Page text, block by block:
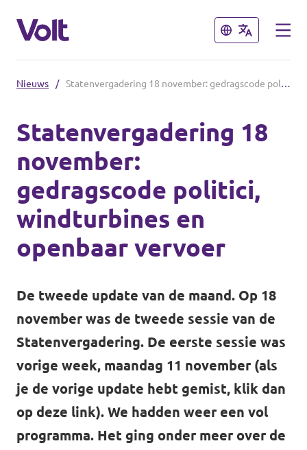
Sluiten
Volt Nederland
Volt Alkmaar
Volt Amsterdam
Volt Haarlem
Sluiten
Standpunten
Over Volt
Mensen
Nieuws
Volt Haarlem
Nieuws / Statenvergadering 18 november: gedragscode politici, windturbines en openbaar vervoer
Statenvergadering 18
november:
gedragscode politici,
windturbines en
openbaar vervoer
De tweede update van de maand. Op 18
november was de tweede sessie van de
Statenvergadering. De eerste sessie was
vorige week, maandag 11 november (als
je de vorige update hebt gemist, klik dan
op deze link). We hadden weer een vol
programma. Het ging onder meer over de